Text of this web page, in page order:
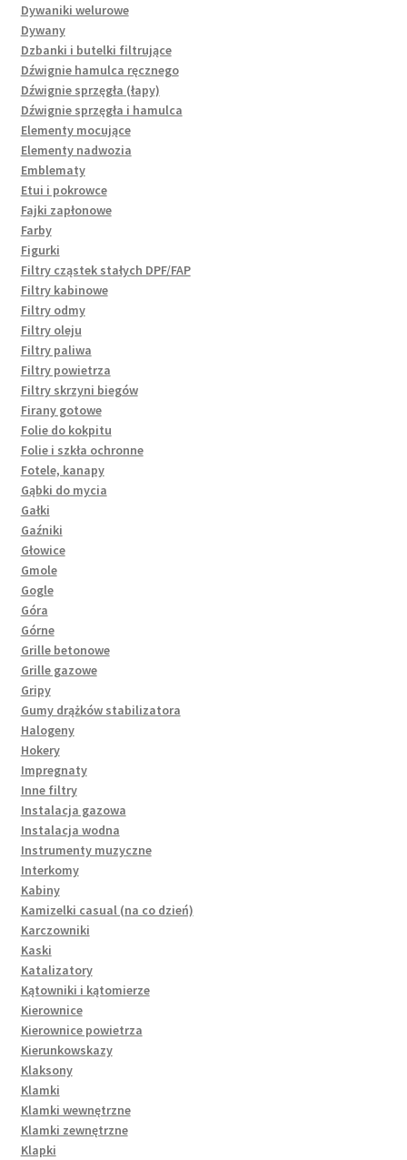
Dywaniki welurowe
Dywany
Dzbanki i butelki filtrujące
Dźwignie hamulca ręcznego
Dźwignie sprzęgła (łapy)
Dźwignie sprzęgła i hamulca
Elementy mocujące
Elementy nadwozia
Emblematy
Etui i pokrowce
Fajki zapłonowe
Farby
Figurki
Filtry cząstek stałych DPF/FAP
Filtry kabinowe
Filtry odmy
Filtry oleju
Filtry paliwa
Filtry powietrza
Filtry skrzyni biegów
Firany gotowe
Folie do kokpitu
Folie i szkła ochronne
Fotele, kanapy
Gąbki do mycia
Gałki
Gaźniki
Głowice
Gmole
Gogle
Góra
Górne
Grille betonowe
Grille gazowe
Gripy
Gumy drążków stabilizatora
Halogeny
Hokery
Impregnaty
Inne filtry
Instalacja gazowa
Instalacja wodna
Instrumenty muzyczne
Interkomy
Kabiny
Kamizelki casual (na co dzień)
Karczowniki
Kaski
Katalizatory
Kątowniki i kątomierze
Kierownice
Kierownice powietrza
Kierunkowskazy
Klaksony
Klamki
Klamki wewnętrzne
Klamki zewnętrzne
Klapki